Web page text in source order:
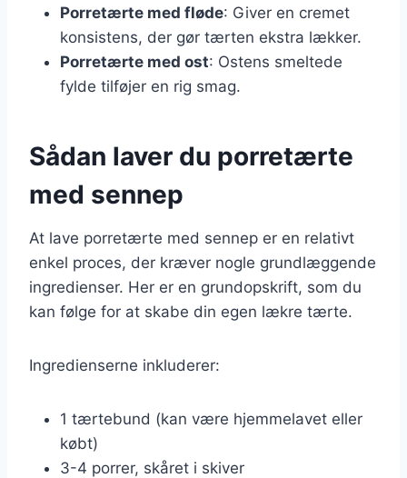
Porretærte med fløde: Giver en cremet
konsistens, der gør tærten ekstra lækker.
Porretærte med ost: Ostens smeltede
fylde tilføjer en rig smag.
Sådan laver du porretærte
med sennep
At lave porretærte med sennep er en relativt
enkel proces, der kræver nogle grundlæggende
ingredienser. Her er en grundopskrift, som du
kan følge for at skabe din egen lækre tærte.
Ingredienserne inkluderer:
1 tærtebund (kan være hjemmelavet eller
købt)
3-4 porrer, skåret i skiver